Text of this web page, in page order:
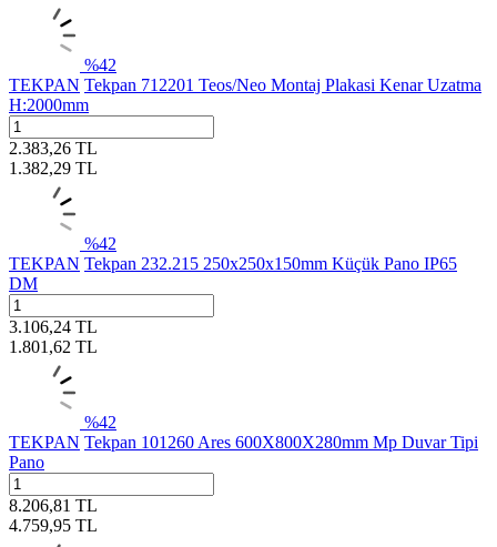
%42
TEKPAN Tekpan 712201 Teos/Neo Montaj Plakasi Kenar Uzatma
H:2000mm
2.383,26 TL
1.382,29 TL
%42
TEKPAN Tekpan 232.215 250x250x150mm Küçük Pano IP65
DM
3.106,24 TL
1.801,62 TL
%42
TEKPAN Tekpan 101260 Ares 600X800X280mm Mp Duvar Tipi
Pano
8.206,81 TL
4.759,95 TL